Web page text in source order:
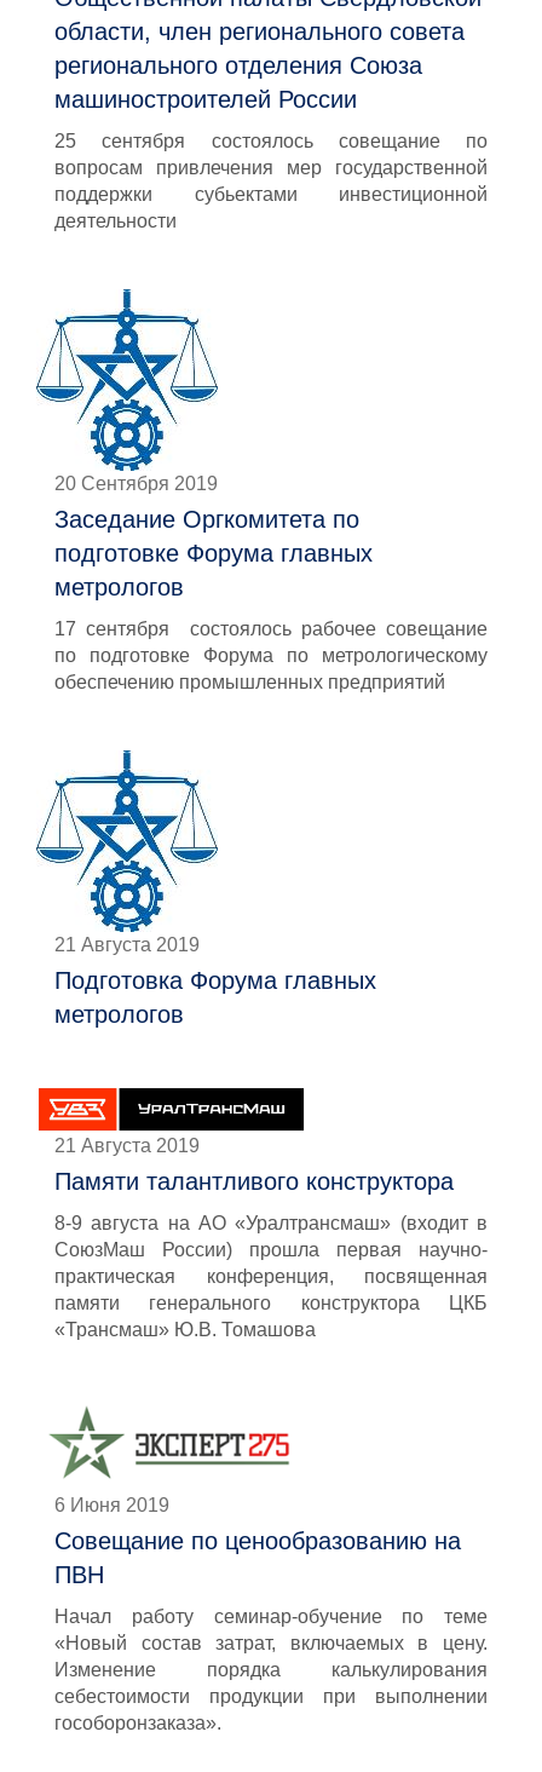
области, член регионального совета
регионального отделения Союза
машиностроителей России
25 сентября состоялось совещание по
вопросам привлечения мер государственной
поддержки субьектами инвестиционной
деятельности
20 Сентября 2019
Заседание Оргкомитета по
подготовке Форума главных
метрологов
17 сентября состоялось рабочее совещание
по подготовке Форума по метрологическому
обеспечению промышленных предприятий
21 Августа 2019
Подготовка Форума главных
метрологов
21 Августа 2019
Памяти талантливого конструктора
8-9 августа на АО «Уралтрансмаш» (входит в
СоюзМаш России) прошла первая научно-
практическая конференция, посвященная
памяти генерального конструктора ЦКБ
«Трансмаш» Ю.В. Томашова
6 Июня 2019
Совещание по ценообразованию на
ПВН
Начал работу семинар-обучение по теме
«Новый состав затрат, включаемых в цену.
Изменение порядка калькулирования
себестоимости продукции при выполнении
гособоронзаказа».